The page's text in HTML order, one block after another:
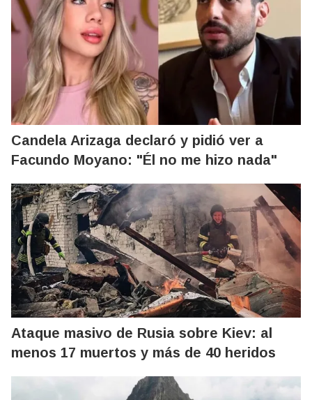
Candela Arizaga declaró y pidió ver a
Facundo Moyano: "Él no me hizo nada"
Ataque masivo de Rusia sobre Kiev: al
menos 17 muertos y más de 40 heridos